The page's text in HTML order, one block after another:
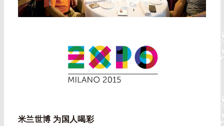
米兰世博 为国人喝彩